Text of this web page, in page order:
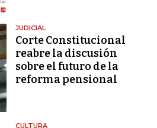
JUDICIAL
Corte Constitucional
reabre la discusión
sobre el futuro de la
reforma pensional
CULTURA